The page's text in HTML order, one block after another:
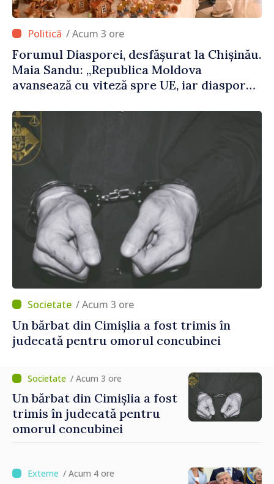
/ Acum 3 ore
Forumul Diasporei, desfășurat la Chișinău.
Maia Sandu: „Republica Moldova
avansează cu viteză spre UE, iar diaspora
promovarea și susținerea acestui
parcurs”
/ Acum 3 ore
Un bărbat din Cimișlia a fost trimis în
judecată pentru omorul concubinei
/ Acum 3 ore
Un bărbat din Cimișlia a fost
trimis în judecată pentru
omorul concubinei
/ Acum 4 ore